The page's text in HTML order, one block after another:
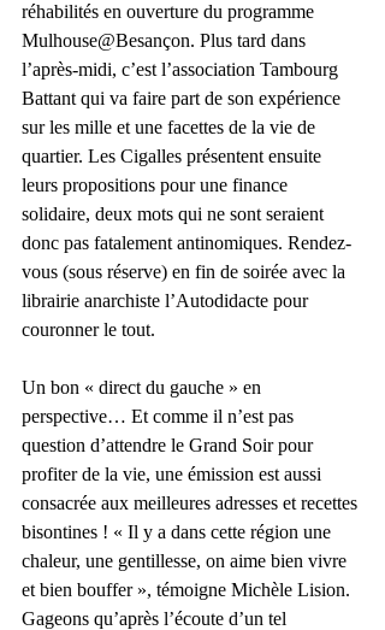
réhabilités en ouverture du programme
Mulhouse@Besançon. Plus tard dans
l’après-midi, c’est l’association Tambourg
Battant qui va faire part de son expérience
sur les mille et une facettes de la vie de
quartier. Les Cigalles présentent ensuite
leurs propositions pour une finance
solidaire, deux mots qui ne sont seraient
donc pas fatalement antinomiques. Rendez-
vous (sous réserve) en fin de soirée avec la
librairie anarchiste l’Autodidacte pour
couronner le tout.
Un bon « direct du gauche » en
perspective… Et comme il n’est pas
question d’attendre le Grand Soir pour
profiter de la vie, une émission est aussi
consacrée aux meilleures adresses et recettes
bisontines ! « Il y a dans cette région une
chaleur, une gentillesse, on aime bien vivre
et bien bouffer », témoigne Michèle Lision.
Gageons qu’après l’écoute d’un tel